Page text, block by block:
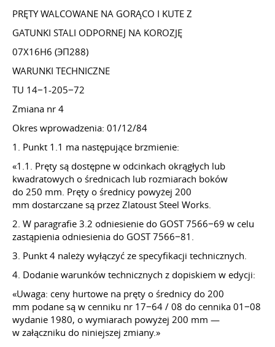
PRĘTY WALCOWANE NA GORĄCO I KUTE Z
GATUNKI STALI ODPORNEJ NA KOROZJĘ
07Х16Н6 (ЭП288)
WARUNKI TECHNICZNE
TU 14−1-205−72
Zmiana nr 4
Okres wprowadzenia: 01/12/84
1. Punkt 1.1 ma następujące brzmienie:
«1.1. Pręty są dostępne w odcinkach okrągłych lub
kwadratowych o średnicach lub rozmiarach boków
do 250 mm. Pręty o średnicy powyżej 200
mm dostarczane są przez Zlatoust Steel Works.
2. W paragrafie 3.2 odniesienie do GOST 7566−69 w celu
zastąpienia odniesienia do GOST 7566−81.
3. Punkt 4 należy wyłączyć ze specyfikacji technicznych.
4. Dodanie warunków technicznych z dopiskiem w edycji:
«Uwaga: ceny hurtowe na pręty o średnicy do 200
mm podane są w cenniku nr 17−64 / 08 do cennika 01−08
wydanie 1980, o wymiarach powyżej 200 mm —
w załączniku do niniejszej zmiany.»